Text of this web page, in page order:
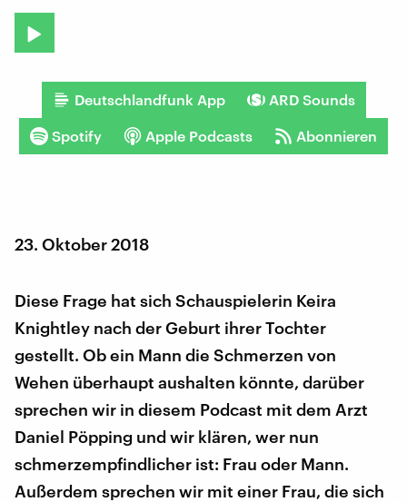
Deutschlandfunk App ARD Sounds
Spotify Apple Podcasts Abonnieren
23. Oktober 2018
Diese Frage hat sich Schauspielerin Keira
Knightley nach der Geburt ihrer Tochter
gestellt. Ob ein Mann die Schmerzen von
Wehen überhaupt aushalten könnte, darüber
sprechen wir in diesem Podcast mit dem Arzt
Daniel Pöpping und wir klären, wer nun
schmerzempfindlicher ist: Frau oder Mann.
Außerdem sprechen wir mit einer Frau, die sich